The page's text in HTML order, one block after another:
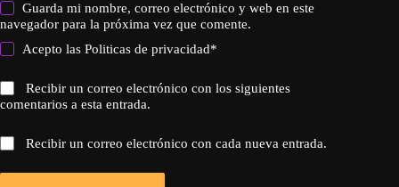
Guarda mi nombre, correo electrónico y web en este
navegador para la próxima vez que comente.
Acepto lasPoliticas de privacidad*
Recibir un correo electrónico con los siguientes
comentarios a esta entrada.
Recibir un correo electrónico con cada nueva entrada.